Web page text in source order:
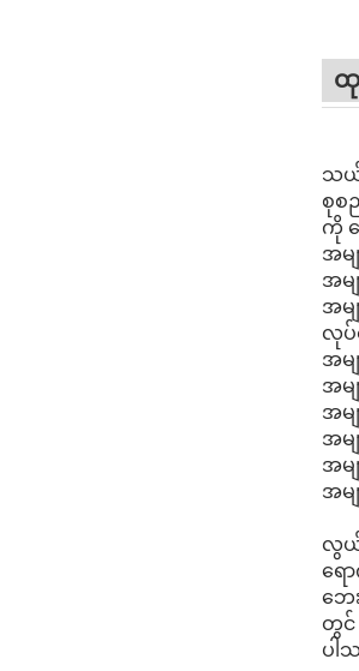
ထု
သယ်
စုစ
ကို မ
အမ
အမ
အမ
လုပ်
အမ
အမ
အမ
အမ
အမ
အမ
လွယ်
ရေ
ဘေ
တွင်
ပါ